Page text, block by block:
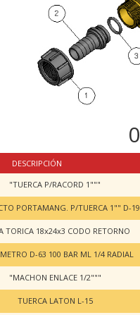
DESCRIPCIÓN
"TUERCA P/RACORD 1"""
PORTAMANG. P/TUERCA 1"" D-
TORICA 18x24x3 CODO RETORNO
D-63 100 BAR ML 1/4 RADIAL
"MACHON ENLACE 1/2"""
TUERCA LATON L-15